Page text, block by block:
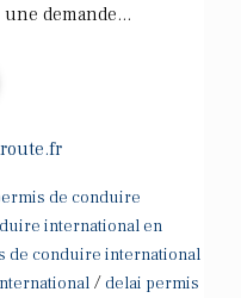
demande...
de conduire
international en
de conduire international
/ delai permis